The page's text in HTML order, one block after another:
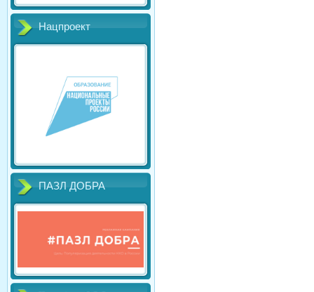
Нацпроект
ПАЗЛ ДОБРА